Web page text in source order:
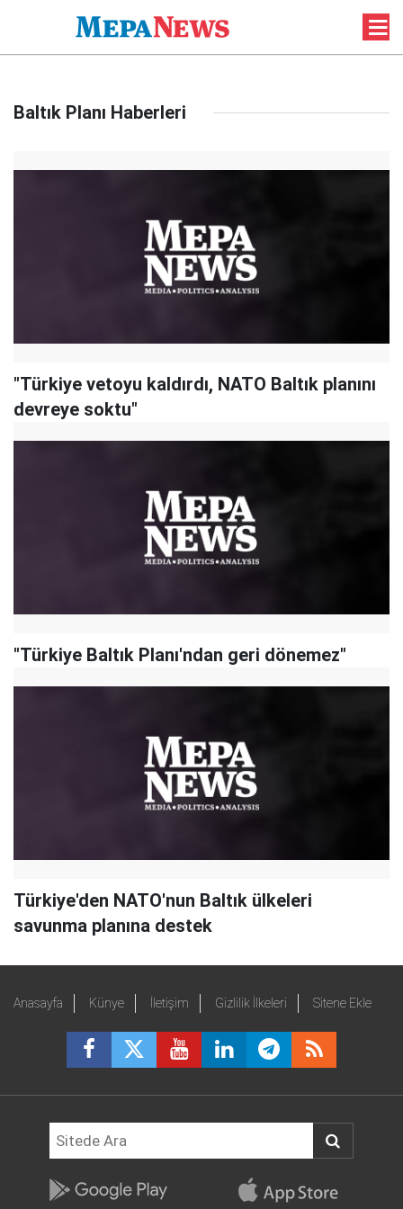
Baltık Planı Haberleri
"Türkiye vetoyu kaldırdı, NATO Baltık planını
devreye soktu"
"Türkiye Baltık Planı'ndan geri dönemez"
Türkiye'den NATO'nun Baltık ülkeleri
savunma planına destek
Anasayfa Künye İletişim Gizlilik İlkeleri Sitene Ekle